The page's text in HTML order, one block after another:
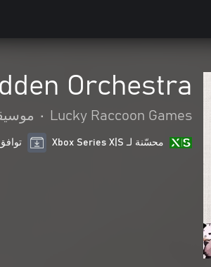
Orchestra
Lucky Raccoon Games
•
محسّنة لـ Xbox Series X|S